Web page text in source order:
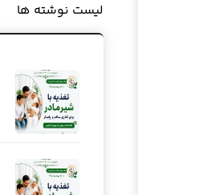
لیست نوشته ها